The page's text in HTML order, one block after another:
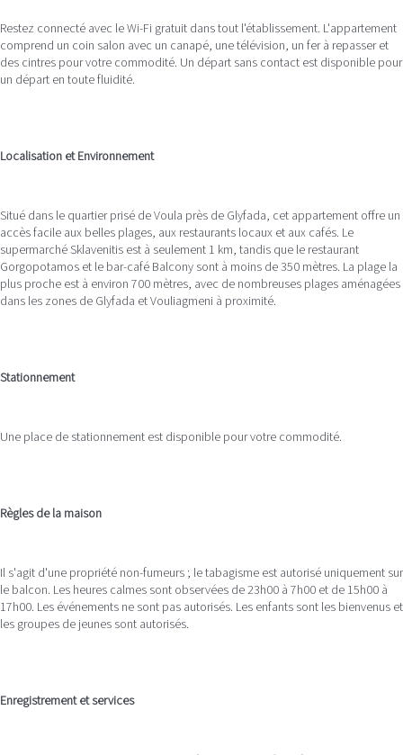
Restez connecté avec le Wi-Fi gratuit dans tout l'établissement. L'appartement
comprend un coin salon avec un canapé, une télévision, un fer à repasser et
des cintres pour votre commodité. Un départ sans contact est disponible pour
un départ en toute fluidité.
Localisation et Environnement
Situé dans le quartier prisé de Voula près de Glyfada, cet appartement offre un
accès facile aux belles plages, aux restaurants locaux et aux cafés. Le
supermarché Sklavenitis est à seulement 1 km, tandis que le restaurant
Gorgopotamos et le bar-café Balcony sont à moins de 350 mètres. La plage la
plus proche est à environ 700 mètres, avec de nombreuses plages aménagées
dans les zones de Glyfada et Vouliagmeni à proximité.
Stationnement
Une place de stationnement est disponible pour votre commodité.
Règles de la maison
Il s'agit d'une propriété non-fumeurs ; le tabagisme est autorisé uniquement sur
le balcon. Les heures calmes sont observées de 23h00 à 7h00 et de 15h00 à
17h00. Les événements ne sont pas autorisés. Les enfants sont les bienvenus et
les groupes de jeunes sont autorisés.
Enregistrement et services